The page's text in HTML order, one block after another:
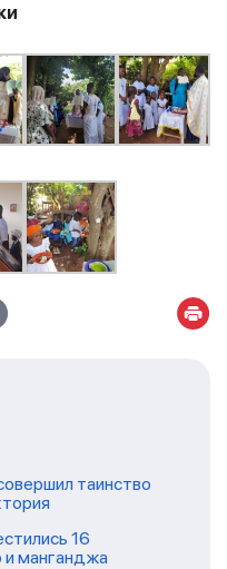
таинство
16
и манганджа